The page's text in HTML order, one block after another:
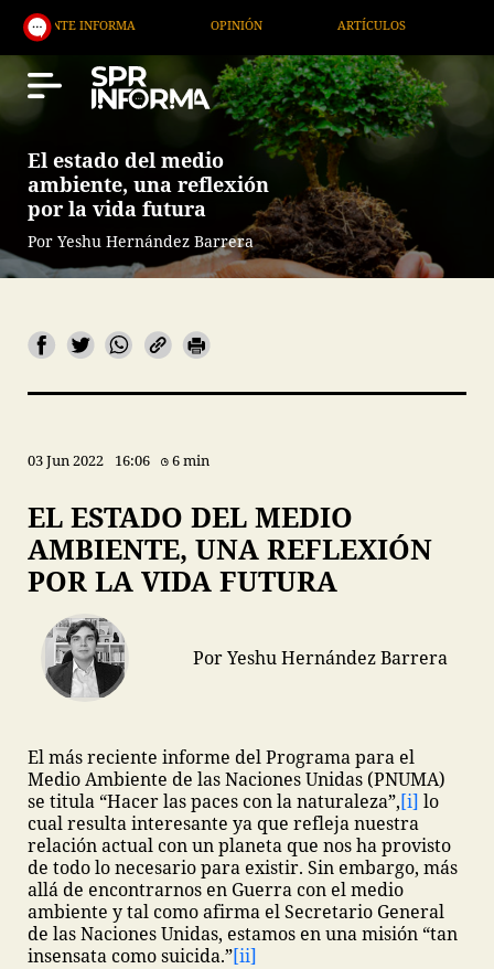
OPINIÓN ARTÍCULOS ARTE /
El estado del medio
ambiente, una reflexión
por la vida futura
Por Yeshu Hernández Barrera
03 Jun 2022 16:06 6 min
EL ESTADO DEL MEDIO
AMBIENTE, UNA REFLEXIÓN
POR LA VIDA FUTURA
Por Yeshu Hernández Barrera
El más reciente informe del Programa para el
Medio Ambiente de las Naciones Unidas (PNUMA)
se titula “Hacer las paces con la naturaleza”,[i] lo
cual resulta interesante ya que refleja nuestra
relación actual con un planeta que nos ha provisto
de todo lo necesario para existir. Sin embargo, más
allá de encontrarnos en Guerra con el medio
ambiente y tal como afirma el Secretario General
de las Naciones Unidas, estamos en una misión “tan
insensata como suicida.”[ii]